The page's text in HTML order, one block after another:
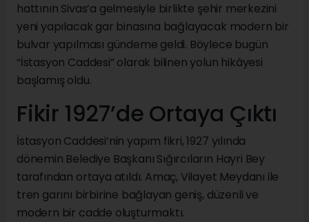
hattının Sivas’a gelmesiyle birlikte şehir merkezini
yeni yapılacak gar binasına bağlayacak modern bir
bulvar yapılması gündeme geldi. Böylece bugün
“İstasyon Caddesi” olarak bilinen yolun hikâyesi
başlamış oldu.
Fikir 1927’de Ortaya Çıktı
İstasyon Caddesi’nin yapım fikri, 1927 yılında
dönemin Belediye Başkanı Sığırcıların Hayri Bey
tarafından ortaya atıldı. Amaç, Vilayet Meydanı ile
tren garını birbirine bağlayan geniş, düzenli ve
modern bir cadde oluşturmaktı.